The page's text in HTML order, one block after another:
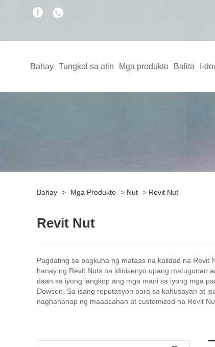
Bahay Tungkol sa atin Mga produkto Balita I-
Bahay > Mga Produkto > Nut > Revit Nut
Revit Nut
Pagdating sa pagkuha ng mataas na kalidad na Revit
hanay ng Revit Nuts na idinisenyo upang matugunan
daan sa iyong iangkop ang mga mani sa iyong mga
Dowson. Sa isang reputasyon para sa kahusayan at
naghahanap ng maaasahan at customized na Revit